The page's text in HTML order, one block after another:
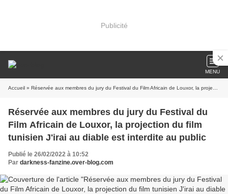
Publicité
MENU
Accueil » Réservée aux membres du jury du Festival du Film Africain de Louxor, la projection du film tunisien J'irai au diable est interdite au public
Réservée aux membres du jury du Festival du
Film Africain de Louxor, la projection du film
tunisien J'irai au diable est interdite au public
Publié le 26/02/2022 à 10:52
Par darkness-fanzine.over-blog.com